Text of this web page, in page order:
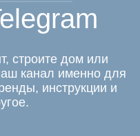
строите дом или
канал именно для
инструкции и